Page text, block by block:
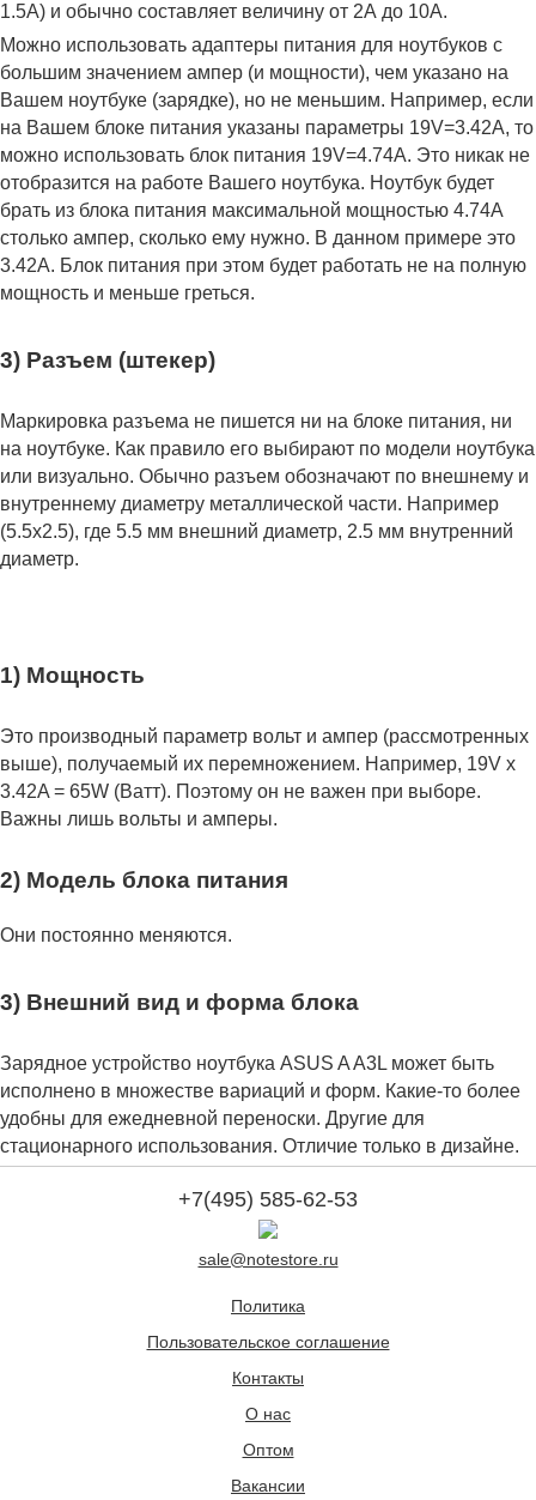
1.5A) и обычно составляет величину от 2А до 10A.
Можно использовать адаптеры питания для ноутбуков с
большим значением ампер (и мощности), чем указано на
Вашем ноутбуке (зарядке), но не меньшим. Например, если
на Вашем блоке питания указаны параметры 19V=3.42A, то
можно использовать блок питания 19V=4.74A. Это никак не
отобразится на работе Вашего ноутбука. Ноутбук будет
брать из блока питания максимальной мощностью 4.74А
столько ампер, сколько ему нужно. В данном примере это
3.42А. Блок питания при этом будет работать не на полную
мощность и меньше греться.
3) Разъем (штекер)
Маркировка разъема не пишется ни на блоке питания, ни
на ноутбуке. Как правило его выбирают по модели ноутбука
или визуально. Обычно разъем обозначают по внешнему и
внутреннему диаметру металлической части. Например
(5.5x2.5), где 5.5 мм внешний диаметр, 2.5 мм внутренний
диаметр.
1) Мощность
Это производный параметр вольт и ампер (рассмотренных
выше), получаемый их перемножением. Например, 19V x
3.42A = 65W (Ватт). Поэтому он не важен при выборе.
Важны лишь вольты и амперы.
2) Модель блока питания
Они постоянно меняются.
3) Внешний вид и форма блока
Зарядное устройство ноутбука ASUS A A3L может быть
исполнено в множестве вариаций и форм. Какие-то более
удобны для ежедневной переноски. Другие для
стационарного использования. Отличие только в дизайне.
+7(495) 585-62-53
sale@notestore.ru
Политика
Пользовательское соглашение
Контакты
О нас
Оптом
Вакансии